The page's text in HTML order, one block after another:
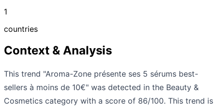
1
countries
Context & Analysis
This trend "Aroma-Zone présente ses 5 sérums best-
sellers à moins de 10€" was detected in the Beauty &
Cosmetics category with a score of 86/100. This trend is